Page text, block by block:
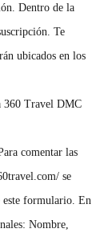
Dentro de la
Te
ubicados en los
360 Travel DMC
comentar las
se
este formulario. En
Nombre,